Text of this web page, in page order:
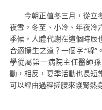
今朝正值冬三月，從立
夜雪，冬至、小冷、年夜冷
季候，人體代謝在這個時辰
合適攝生之道？一個字:“躲
學從屬第一病院主任醫師
動，相反，夏季活動也長短
可以經由過程搓腰來護腎熱